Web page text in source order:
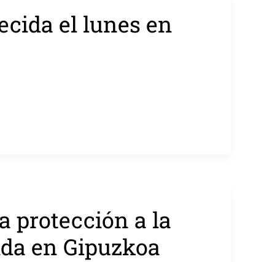
el lunes en
protección a la
en Gipuzkoa